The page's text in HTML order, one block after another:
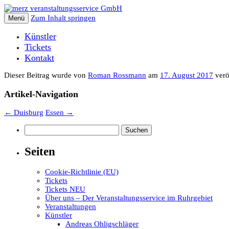
Menü Zum Inhalt springen
Künstler
Tickets
Kontakt
Dieser Beitrag wurde von Roman Rossmann am 17. August 2017
Artikel-Navigation
← Duisburg Essen →
nach:
Seiten
Cookie-Richtlinie (EU)
Tickets
Tickets NEU
Über uns – Der Veranstaltungsservice im Ruhrgebiet
Veranstaltungen
Künstler
Andreas Ohligschläger